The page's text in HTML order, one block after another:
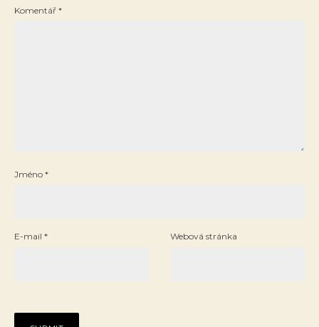
Komentář *
Jméno *
E-mail * Webová stránka